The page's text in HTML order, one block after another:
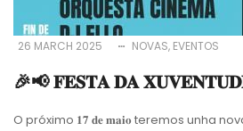
26 MARCH 2025 NOVAS EVENTOS
🎉📢 𝐅𝐄𝐒𝐓𝐀 𝐃𝐀
O próximo 𝟏𝟕 𝐝𝐞 𝐦𝐚𝐢𝐨 teremos unha